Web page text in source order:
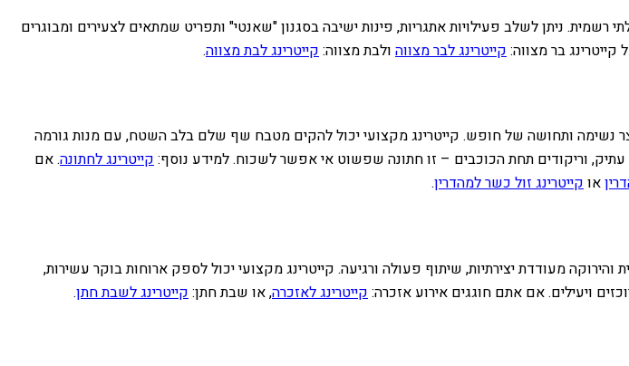
ניתן לשלב פעילויות אתגריות, פינות ישיבה בסגנון "שאנטי" ותפריט שמתאים לצעירים ומבוגרים
בר מצווה: קייטרינג לבר מצווה ולבת מצווה: קייטרינג לבת מצווה.
נשימה ותחושה של חופש. קייטרינג מקצועי יכול להקים מטבח שף שלם בלב השטח, עם מנות גורמה
וריקודים תחת הכוכבים – זו חתונה שפשוט אי אפשר לשכוח. למידע נוסף:קייטרינג לחתונה. אם
אוקייטרינג זול כשר למהדרין.
מעודדת יצירתיות, שיתוף פעולה ורגיעה. קייטרינג מקצועי יכול לספק ארוחות בוקר עשירות,
ויעילים. אם אתם חוגגים אירוע אזכרה: קייטרינג לאזכרה, או שבת חתן: קייטרינג לשבת חתן.